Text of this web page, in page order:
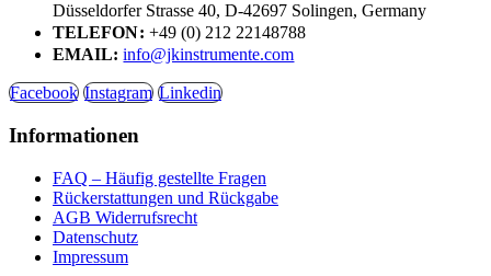
Düsseldorfer Strasse 40, D-42697 Solingen, Germany
TELEFON: +49 (0) 212 22148788
EMAIL: info@jkinstrumente.com
Facebook Instagram Linkedin
Informationen
FAQ – Häufig gestellte Fragen
Rückerstattungen und Rückgabe
AGB Widerrufsrecht
Datenschutz
Impressum